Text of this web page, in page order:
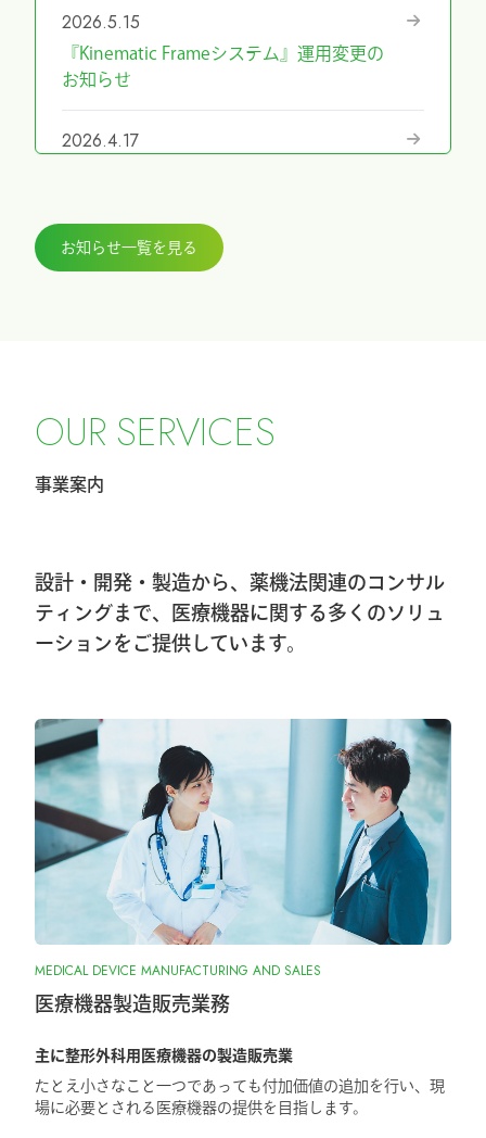
2026.5.15
『Kinematic Frameシステム』運用変更の
お知らせ
2026.4.17
2026.3.27
せ
2026.2.20
2026.1.8
第40回東日本手外科研究会出展＆ハンズ
2026.1.7
大阪物流センター開設(移転)のお知らせ
2026.1.7
『SurgiGear1.0システム』の販売終了のお
知らせ
2025.10.28
『ORIONフィンガージョイント』承認取
得しました
2025.5.29
第98回日本整形外科学会学術総会に出展
しました
お知らせ一覧を見る
OUR SERVICES
事業案内
設計・開発・製造から、薬機法関連のコンサル
ティングまで、医療機器に関する多くのソリュ
ーションをご提供しています。
MEDICAL DEVICE MANUFACTURING AND SALES
医療機器製造販売業務
主に整形外科用医療機器の製造販売業
たとえ小さなこと一つであっても付加価値の追加を行い、現
場に必要とされる医療機器の提供を目指します。